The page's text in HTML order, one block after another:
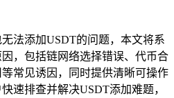
法添加USDT的问题，本文将系
，包括链网络选择错误、代币合
常见诱因，同时提供清晰可操作
速排查并解决USDT添加难题，